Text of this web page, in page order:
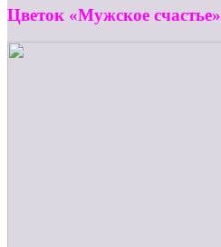
Цветок «Мужское счастье»